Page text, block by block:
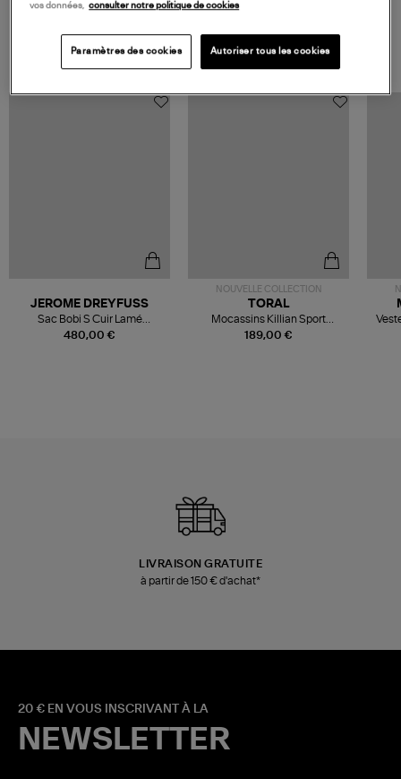
VOS DERNIERS PRODUITS VUS
480,00 €
JEROME DREYFUSS
Sac Bobi S Cuir Lamé
Champagne
NOUVELLE COLLECTION
189,00 €
TORAL
Mocassins Killian Sport
Mousse
LIVRAISON GRATUITE
à partir de 150 € d'achat*
20 € EN VOUS INSCRIVANT À LA
NEWSLETTER
vos données, consulter notre politique de cookies
Paramètres des cookies Autoriser tous les cookies